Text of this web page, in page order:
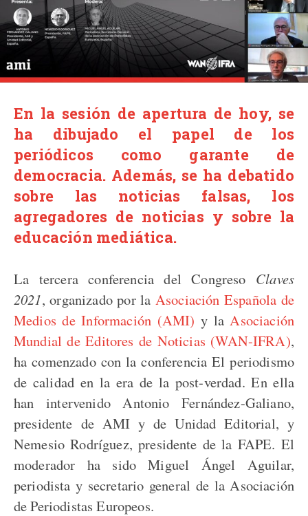
En la sesión de apertura de hoy, se
ha dibujado el papel de los
periódicos como garante de
democracia. Además, se ha debatido
sobre las noticias falsas, los
agregadores de noticias y sobre la
educación mediática.
La tercera conferencia del Congreso Claves
2021, organizado por la Asociación Española de
Medios de Información (AMI) y laAsociación
Mundial de Editores de Noticias (WAN-IFRA),
ha comenzado con la conferencia El periodismo
de calidad en la era de la post-verdad. En ella
han intervenido Antonio Fernández-Galiano,
presidente de AMI y de Unidad Editorial, y
Nemesio Rodríguez, presidente de la FAPE. El
moderador ha sido Miguel Ángel Aguilar,
periodista y secretario general de la Asociación
de Periodistas Europeos.